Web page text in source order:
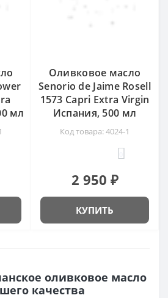
мл
Оливковое масло
Senorio de Jaime Rosell
1573 Capri Extra Virgin
Испания, 500 мл
Код товара: 4024-1
2 950 ₽
КУПИТЬ
оливковое масло
качества